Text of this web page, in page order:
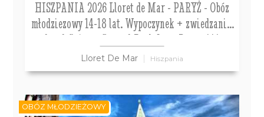
HISZPANIA 2026 Lloret de Mar - PARYŻ - Obóz
młodziezowy 14-18 lat. Wypoczynek + zwiedzanie.
hotel Guitart Central Park Aqua Resort***
Lloret De Mar Hiszpania
OBÓZ MŁODZIEŻOWY